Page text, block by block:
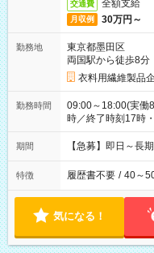
交通費 全額支給
月収例 30万円～
勤務地
東京都墨田区
両国駅から徒歩8分
衣料用繊維製品
勤務時間
09:00～18:00(実
時／終了時刻17時
期間 【急募】即日～長
特徴 履歴書不要 / 40～
気になる！